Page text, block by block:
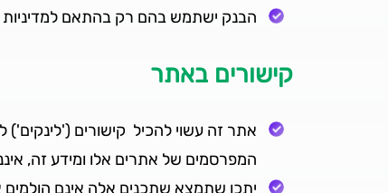
הבנק ישתמש בהם רק בהתאם
קישורים באתר
אתר זה עשוי להכיל קישורים ('לינקים')
המפרסמים של אתרים אלו ומידע זה,
יתכן שתמצא שתכנים אלה אינם